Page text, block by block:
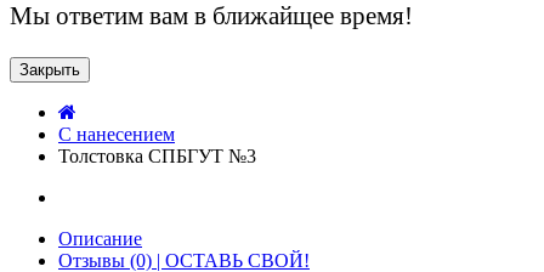
Мы ответим вам в ближайщее время!
Закрыть
C нанесением
Толстовка СПБГУТ №3
Описание
Отзывы (0) | ОСТАВЬ СВОЙ!